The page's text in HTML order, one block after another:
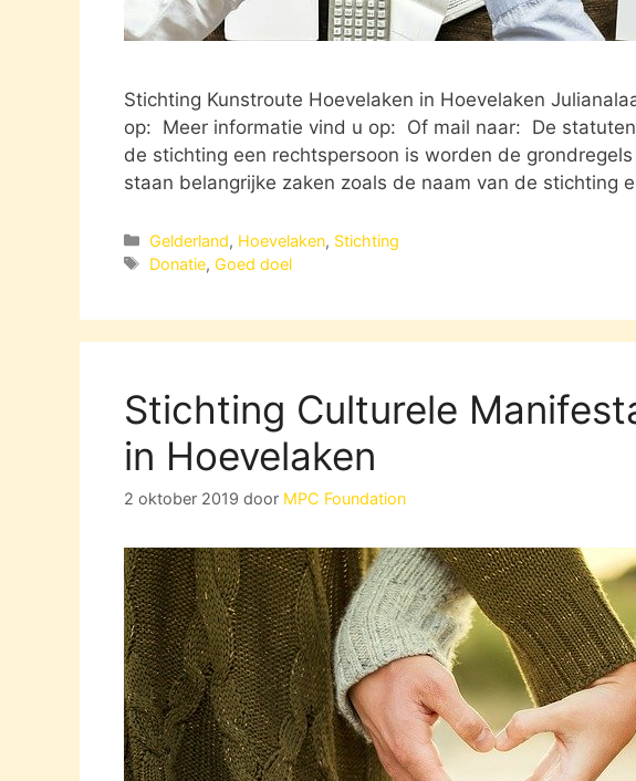
Stichting Kunstroute Hoevelaken in Hoevelaken
op: Meer informatie vind u op: Of mail naar: De
de stichting een rechtspersoon is worden de
staan belangrijke zaken zoals de naam van de stichting
Categorieën
Gelderland, Hoevelaken, Stichting
Tags
Donatie,Goed doel
Stichting Culturele
in Hoevelaken
2 oktober 2019 door MPC Foundation